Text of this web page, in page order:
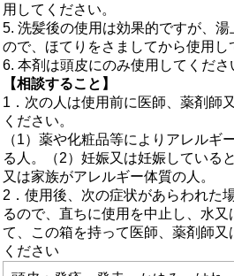
用してください。
5. 洗髪後の使用は効果的ですが、
ので、ほてりをさましてから使用し
6. 本剤は頭皮にのみ使用してくださ
【相談すること】
1．次の人は使用前に医師、薬剤師
ください。
（1）薬や化粧品等によりアレルギ
る人。（2）妊娠又は妊娠している
又は家族がアレルギー体質の人。
2．使用後、次の症状があらわれた
るので、直ちに使用を中止し、水又
て、この箱を持って医師、薬剤師又
ください